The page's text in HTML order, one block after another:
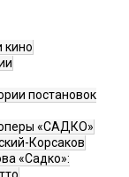
кино
постановок
оперы «САДКО»
Корсаков
«Садко»: